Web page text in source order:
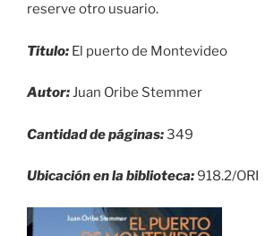
reserve otro usuario.
Titulo: El puerto de Montevideo
Autor:Juan Oribe Stemmer
Cantidad de páginas:349
Ubicación en la biblioteca:918.2/ORI